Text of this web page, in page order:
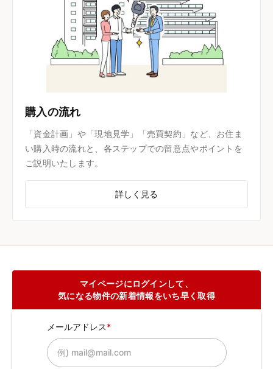
購入の流れ
「資金計画」や「現地見学」「売買契約」など、お住ま
い購入時の流れと、各ステップでの留意点やポイントを
ご説明いたします。
詳しく見る
マイページにログインして、
気になる物件の新着情報をいち早く取得
メールアドレス